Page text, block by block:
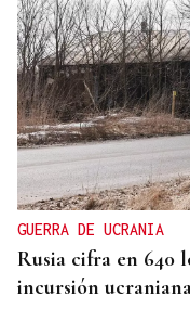
GUERRA DE UCRANIA
Rusia cifra en 640
incursión